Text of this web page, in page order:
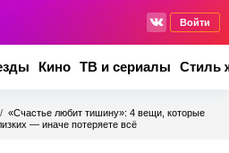
Войти
Кино ТВ и сериалы Стиль
/ «Счастье любит тишину»: 4 вещи, которые
— иначе потеряете всё